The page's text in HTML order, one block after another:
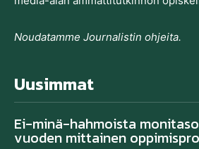
Noudatamme Journalistin ohjeita.
Uusimmat
Ei-minä-hahmoista
vuoden mittainen